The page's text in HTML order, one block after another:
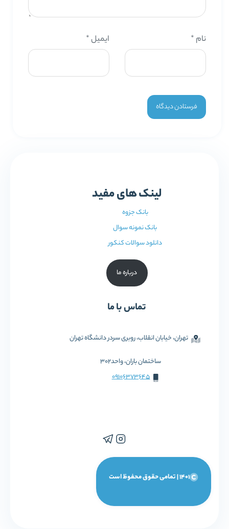
نام * ایمیل*
لینک های مفید
بانک جزوه
بانک نمونه سوال
دانلود سوالات کنکور
درباره ما
تماس با ما
تهران، خیابان انقلاب، روبری سردر دانشگاه تهران
ساختمان باران، واحد302
09106373645
1401 | تمامی حقوق محفوظ است